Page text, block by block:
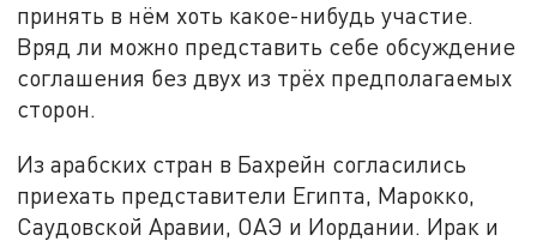
принять в нём хоть какое-нибудь участие.
Вряд ли можно представить себе обсуждение
соглашения без двух из трёх предполагаемых
сторон.
Из арабских стран в Бахрейн согласились
приехать представители Египта, Марокко,
Саудовской Аравии, ОАЭ и Иордании. Ирак и